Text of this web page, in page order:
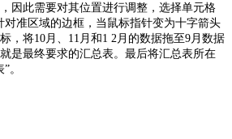
因此需要对其位置进行调整，选择单元格
对准区域的边框，当鼠标指针变为十字箭头
，将10月、11月和1 2月的数据拖至9月数据
是最终要求的汇总表。最后将汇总表所在
。